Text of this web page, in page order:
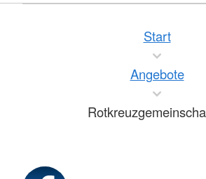
Start
Angebote